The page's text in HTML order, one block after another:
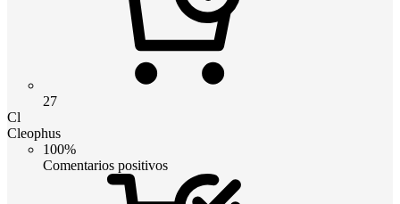
27
Cl
Cleophus
100%
Comentarios positivos